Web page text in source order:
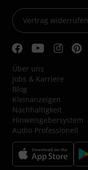
Vertrag widerrufen
Über uns
Jobs & Karriere
Blog
Kleinanzeigen
Nachhaltigkeit
Hinweisgebersystem
Audio Professionell